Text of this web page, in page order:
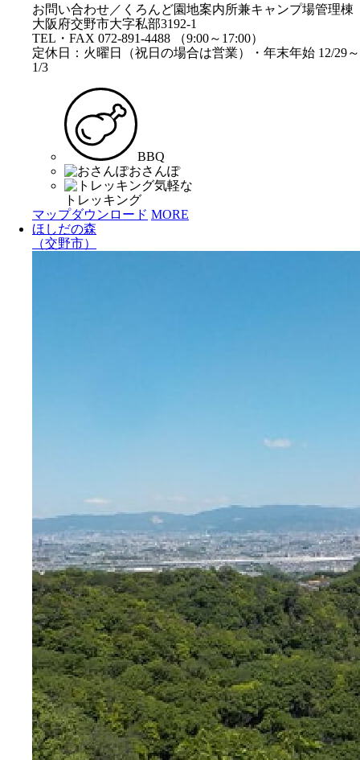
お問い合わせ／くろんど園地案内所兼キャンプ場管理棟
大阪府交野市大字私部3192-1
TEL・FAX 072-891-4488 （9:00～17:00）
定休日：火曜日（祝日の場合は営業）・年末年始 12/29～
1/3
BBQ
おさんぽ
気軽な
トレッキング
マップダウンロード MORE
ほしだの森
（交野市）